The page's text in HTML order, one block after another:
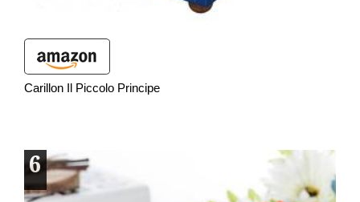
Carillon Il Piccolo Principe
6